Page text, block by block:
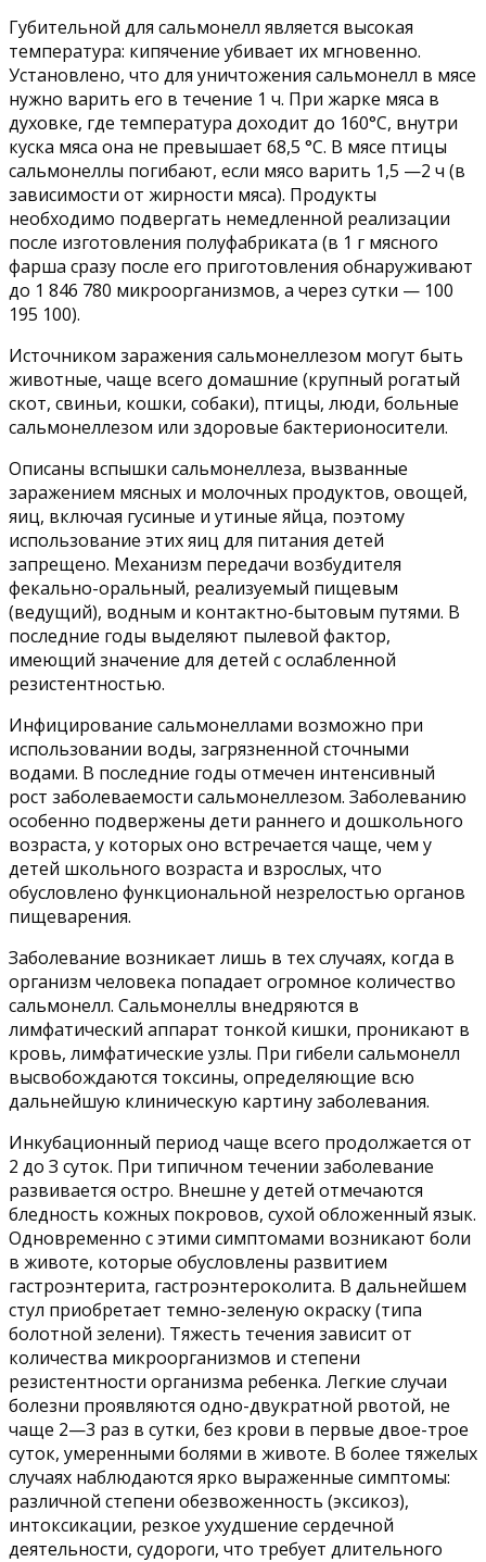
Губительной для сальмонелл является высокая
температура: кипячение убивает их мгновенно.
Установлено, что для уничтожения сальмонелл в мясе
нужно варить его в течение 1 ч. При жарке мяса в
духовке, где температура доходит до 160°С, внутри
куска мяса она не превышает 68,5 °С. В мясе птицы
сальмонеллы погибают, если мясо варить 1,5 —2 ч (в
зависимости от жирности мяса). Продукты
необходимо подвергать немедленной реализации
после изготовления полуфабриката (в 1 г мясного
фарша сразу после его приготовления обнаруживают
до 1 846 780 микроорганизмов, а через сутки — 100
195 100).
Источником заражения сальмонеллезом могут быть
животные, чаще всего домашние (крупный рогатый
скот, свиньи, кошки, собаки), птицы, люди, больные
сальмонеллезом или здоровые бактерионосители.
Описаны вспышки сальмонеллеза, вызванные
заражением мясных и молочных продуктов, овощей,
яиц, включая гусиные и утиные яйца, поэтому
использование этих яиц для питания детей
запрещено. Механизм передачи возбудителя
фекально-оральный, реализуемый пищевым
(ведущий), водным и контактно-бытовым путями. В
последние годы выделяют пылевой фактор,
имеющий значение для детей с ослабленной
резистентностью.
Инфицирование сальмонеллами возможно при
использовании воды, загрязненной сточными
водами. В последние годы отмечен интенсивный
рост заболеваемости сальмонеллезом. Заболеванию
особенно подвержены дети раннего и дошкольного
возраста, у которых оно встречается чаще, чем у
детей школьного возраста и взрослых, что
обусловлено функциональной незрелостью органов
пищеварения.
Заболевание возникает лишь в тех случаях, когда в
организм человека попадает огромное количество
сальмонелл. Сальмонеллы внедряются в
лимфатический аппарат тонкой кишки, проникают в
кровь, лимфатические узлы. При гибели сальмонелл
высвобождаются токсины, определяющие всю
дальнейшую клиническую картину заболевания.
Инкубационный период чаще всего продолжается от
2 до З суток. При типичном течении заболевание
развивается остро. Внешне у детей отмечаются
бледность кожных покровов, сухой обложенный язык.
Одновременно с этими симптомами возникают боли
в животе, которые обусловлены развитием
гастроэнтерита, гастроэнтероколита. В дальнейшем
стул приобретает темно-зеленую окраску (типа
болотной зелени). Тяжесть течения зависит от
количества микроорганизмов и степени
резистентности организма ребенка. Легкие случаи
болезни проявляются одно-двукратной рвотой, не
чаще 2—3 раз в сутки, без крови в первые двое-трое
суток, умеренными болями в животе. В более тяжелых
случаях наблюдаются ярко выраженные симптомы:
различной степени обезвоженность (эксикоз),
интоксикации, резкое ухудшение сердечной
деятельности, судороги, что требует длительного